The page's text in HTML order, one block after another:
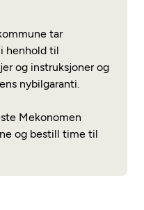
her
tar
henhold til
og instruksjoner og
nybilgaranti.
Mekonomen
og bestill time til